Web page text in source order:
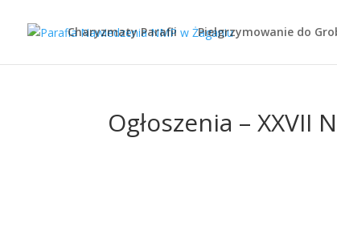
Charyzmaty Parafii Pielgrzymowanie do
Ogłoszenia – XXVII